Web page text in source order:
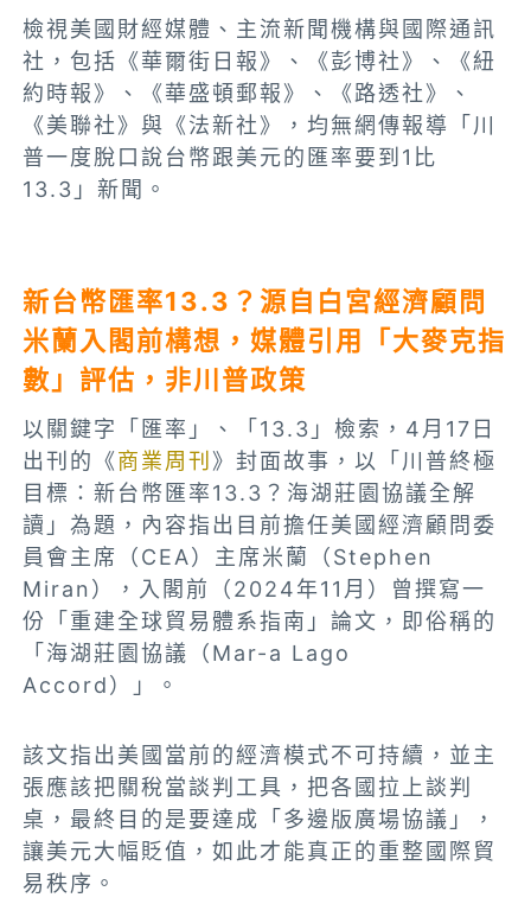
檢視美國財經媒體、主流新聞機構與國際通訊
社，包括《華爾街日報》、《彭博社》、《紐
約時報》、《華盛頓郵報》、《路透社》、
《美聯社》與《法新社》，均無網傳報導「川
普一度脫口說台幣跟美元的匯率要到1比
13.3」新聞。
新台幣匯率13.3？源自白宮經濟顧問
米蘭入閣前構想，媒體引用「大麥克指
數」評估，非川普政策
以關鍵字「匯率」、「13.3」檢索，4月17日
出刊的《商業周刊 》封面故事，以「川普終極
目標：新台幣匯率13.3？海湖莊園協議全解
讀」為題，內容指出目前擔任美國經濟顧問委
員會主席（CEA）主席米蘭（Stephen
Miran），入閣前（2024年11月）曾撰寫一
份「重建全球貿易體系指南」論文，即俗稱的
「海湖莊園協議（Mar-a Lago
Accord）」。
該文指出美國當前的經濟模式不可持續，並主
張應該把關稅當談判工具，把各國拉上談判
桌，最終目的是要達成「多邊版廣場協議」，
讓美元大幅貶值，如此才能真正的重整國際貿
易秩序。